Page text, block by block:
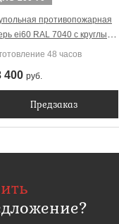
противопожарная
ei60 RAL 7040 с круглым
48 часов
400 руб.
Предзаказ